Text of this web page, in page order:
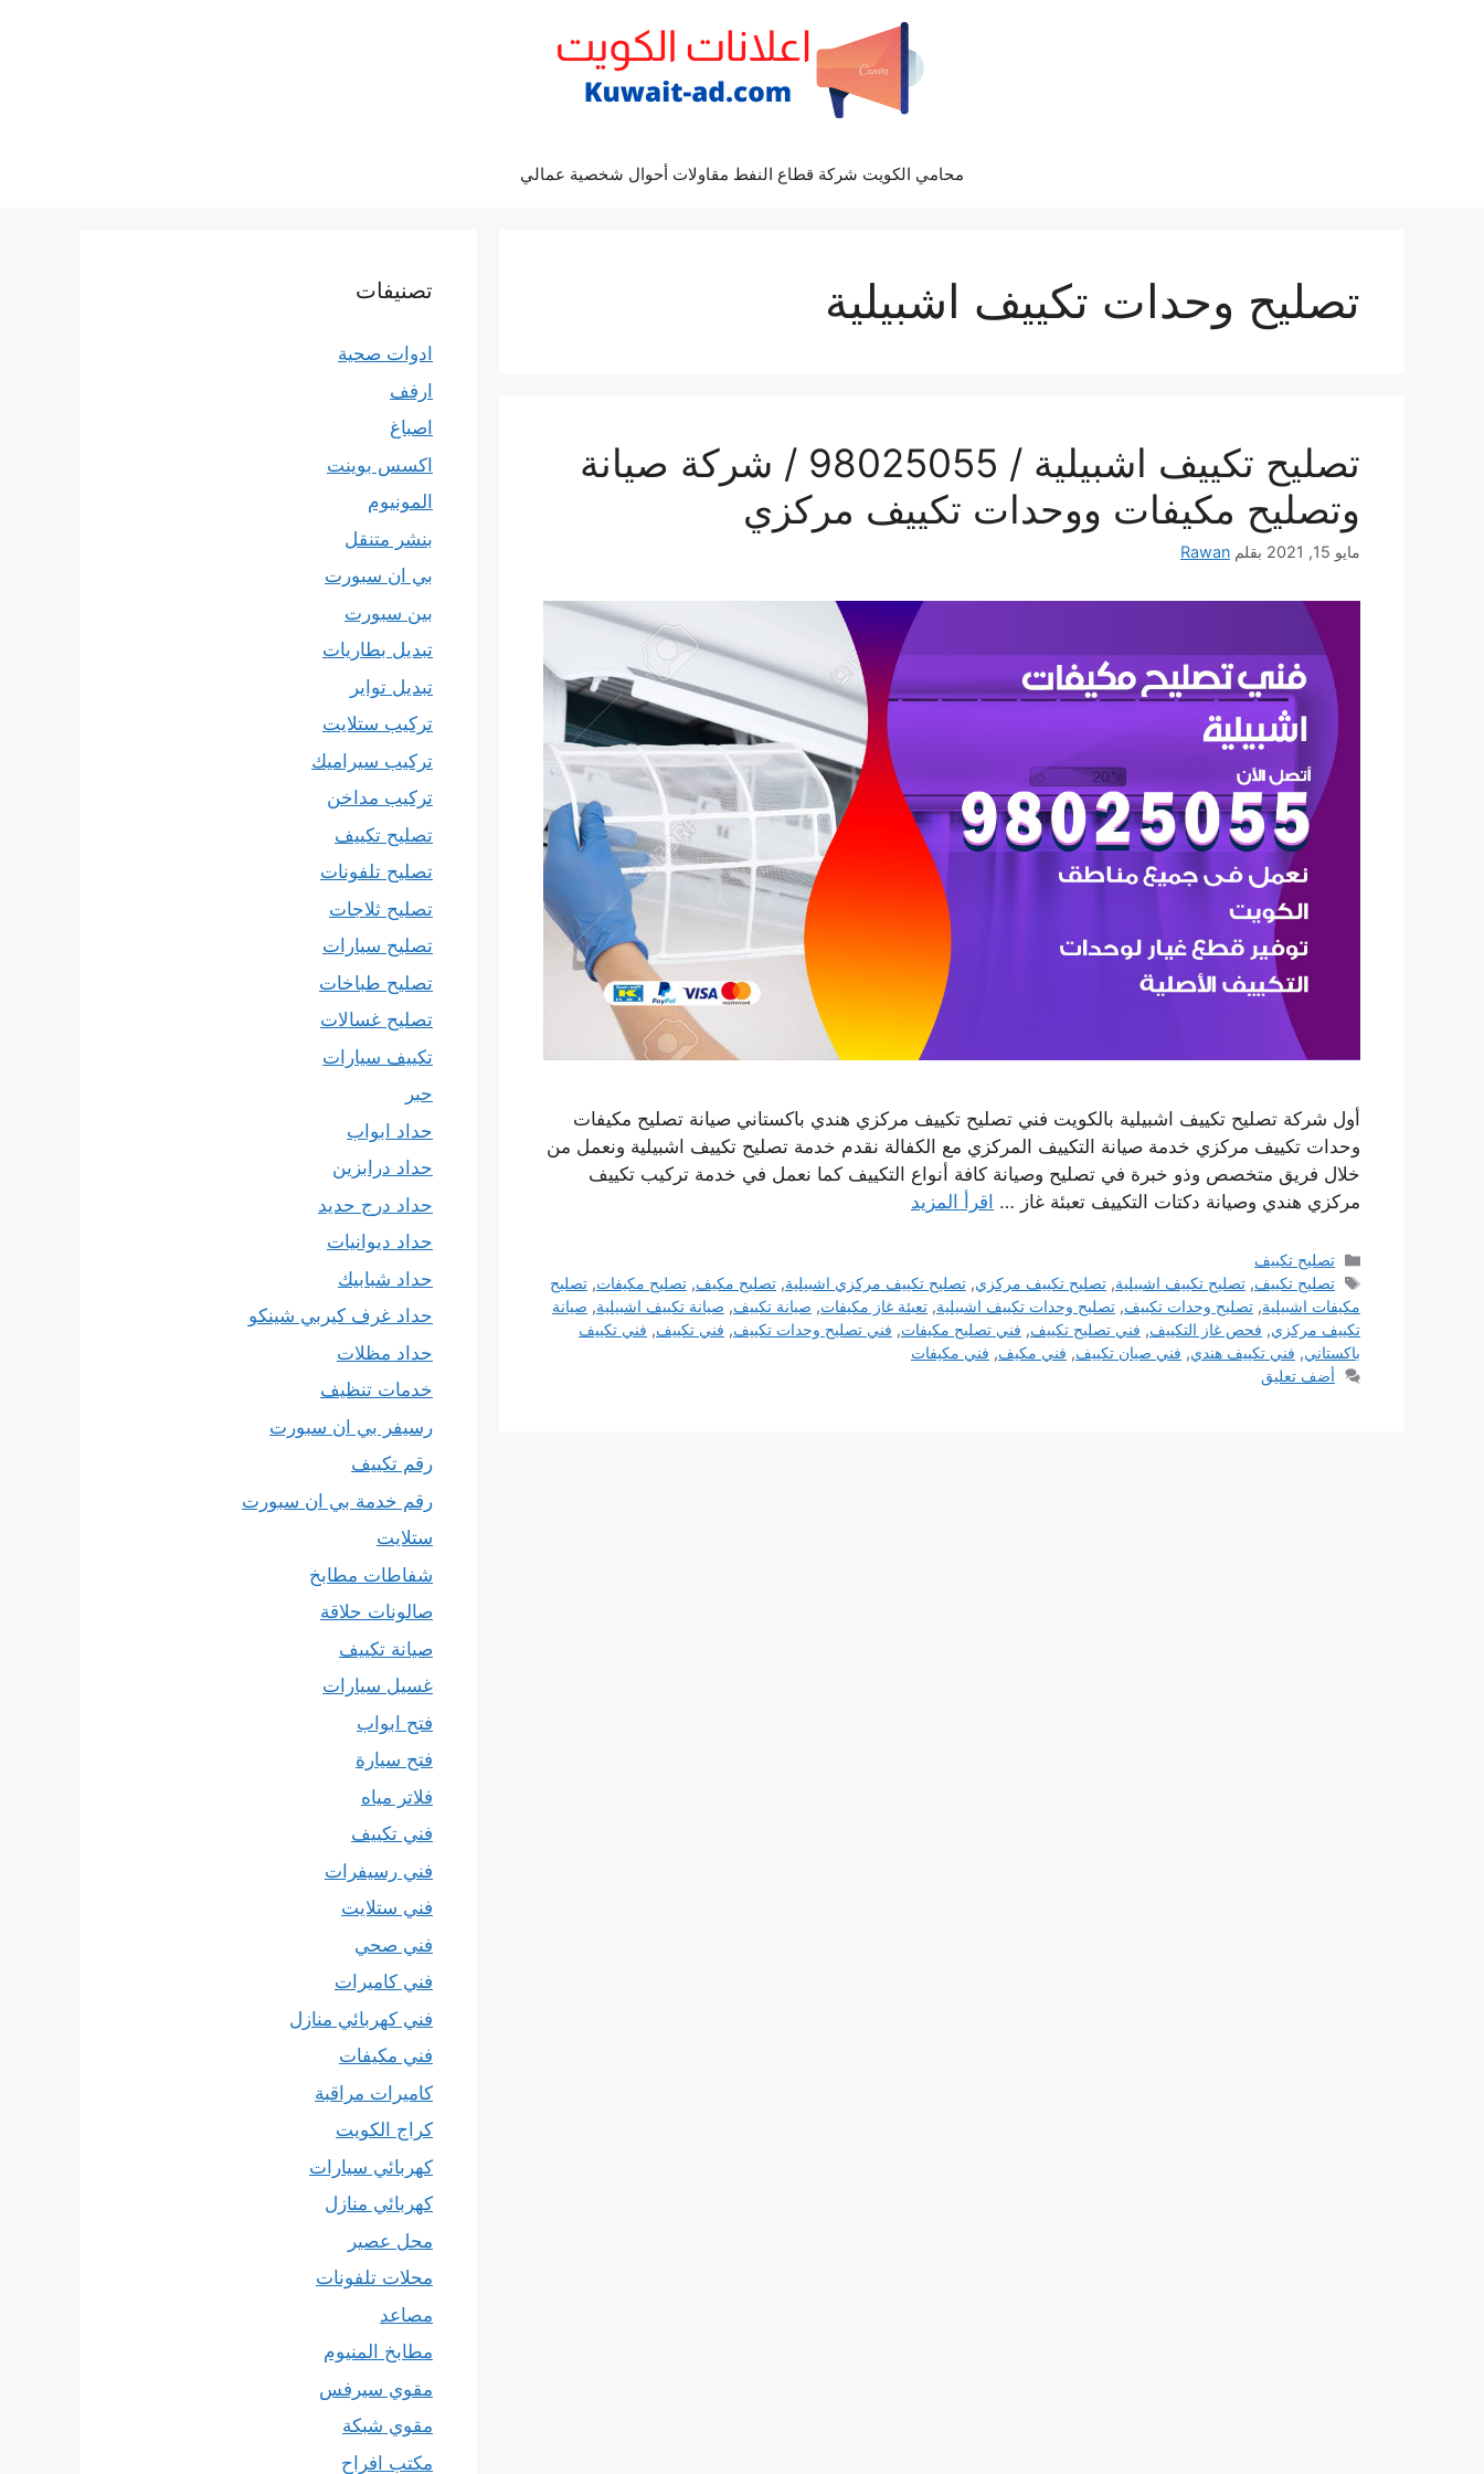
محامي الكويت شركة قطاع النفط مقاولات أحوال شخصية عمالي
تصليح وحدات تكييف اشبيلية
تصليح تكييف اشبيلية / 98025055 / شركة صيانة
وتصليح مكيفات ووحدات تكييف مركزي
مايو 15, 2021 بقلم Rawan
أول شركة تصليح تكييف اشبيلية بالكويت فني تصليح تكييف مركزي هندي باكستاني صيانة تصليح مكيفات
وحدات تكييف مركزي خدمة صيانة التكييف المركزي مع الكفالة نقدم خدمة تصليح تكييف اشبيلية ونعمل من
خلال فريق متخصص وذو خبرة في تصليح وصيانة كافة أنواع التكييف كما نعمل في خدمة تركيب تكييف
مركزي هندي وصيانة دكتات التكييف تعبئة غاز … اقرأ المزيد
التصنيفات
تصليح تكييف
الوسوم
تصليح تكييف,تصليح تكييف اشبيلية,تصليح تكييف مركزي,تصليح تكييف مركزي اشبيلية,تصليح مكيف,تصليح مكيفات,تصليح
مكيفات اشبيلية, تصليح وحدات تكييف, تصليح وحدات تكييف اشبيلية, تعبئة غاز مكيفات, صيانة تكييف, صيانة تكييف اشبيلية, صيانة
تكييف مركزي, فحص غاز التكييف, فني تصليح تكييف, فني تصليح مكيفات, فني تصليح وحدات تكييف, فني تكييف, فني تكييف
باكستاني, فني تكييف هندي, فني صيان تكييف, فني مكيف, فني مكيفات
أضف تعليق
تصنيفات
ادوات صحية
ارفف
اصباغ
اكسس بوينت
المونيوم
بنشر متنقل
بي ان سبورت
بين سبورت
تبديل بطاريات
تبديل تواير
تركيب ستلايت
تركيب سيراميك
تركيب مداخن
تصليح تكييف
تصليح تلفونات
تصليح ثلاجات
تصليح سيارات
تصليح طباخات
تصليح غسالات
تكييف سيارات
حبر
حداد ابواب
حداد درابزين
حداد درج حديد
حداد ديوانيات
حداد شبابيك
حداد غرف كيربي شينكو
حداد مظلات
خدمات تنظيف
رسيفر بي ان سبورت
رقم تكييف
رقم خدمة بي ان سبورت
ستلايت
شفاطات مطابخ
صالونات حلاقة
صيانة تكييف
غسيل سيارات
فتح ابواب
فتح سيارة
فلاتر مياه
فني تكييف
فني رسيفرات
فني ستلايت
فني صحي
فني كاميرات
فني كهربائي منازل
فني مكيفات
كاميرات مراقبة
كراج الكويت
كهربائي سيارات
كهربائي منازل
محل عصير
محلات تلفونات
مصاعد
مطابخ المنيوم
مقوي سيرفس
مقوي شبكة
مكتب افراح